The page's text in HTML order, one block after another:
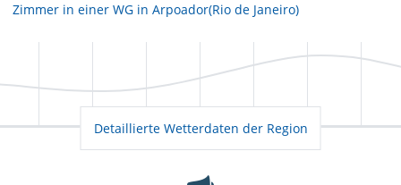
Zimmer in einer WG in Arpoador(Rio de Janeiro)
Detaillierte Wetterdaten der Region